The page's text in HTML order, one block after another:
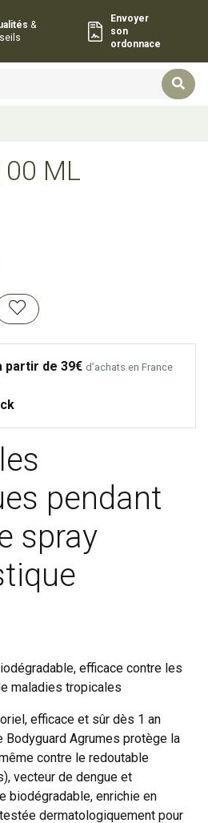
&
Envoyer
son
ordonnace
ML
partir de 39€ d’achats en France
pendant
spray
efficace contre les
maladies tropicales
efficace et sûr dès 1 an
Bodyguard Agrumes protège la
contre le redoutable
vecteur de dengue et
biodégradable, enrichie en
dermatologiquement pour